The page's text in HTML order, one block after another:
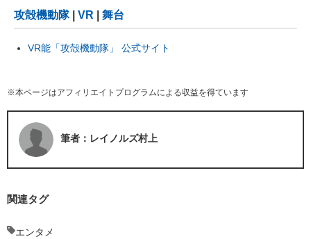
攻殻機動隊| VR 舞台
VR能「攻殻機動隊」 公式サイト
※本ページはアフィリエイトプログラムによる収益を得ています
筆者：レイノルズ村上
関連タグ
エンタメ